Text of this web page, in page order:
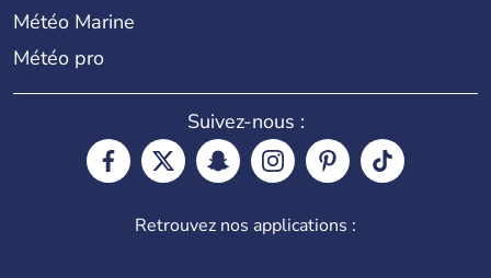
Météo Marine
Météo pro
Suivez-nous :
Retrouvez nos applications :